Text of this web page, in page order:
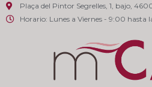
Plaça del Pintor Segrelles, 1, bajo,
Horario: Lunes a Viernes - 9:00 hasta